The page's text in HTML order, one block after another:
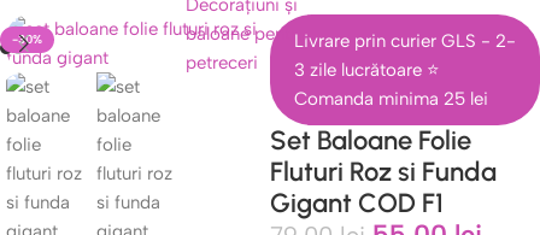
-30%
Livrare prin curier GLS - 2-
3 zile lucrătoare ⭐
Comanda minima 25 lei
Set Baloane Folie
Fluturi Roz si Funda
Gigant COD F1